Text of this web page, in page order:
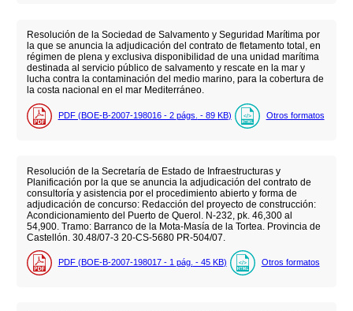
Resolución de la Sociedad de Salvamento y Seguridad Marítima por
la que se anuncia la adjudicación del contrato de fletamento total, en
régimen de plena y exclusiva disponibilidad de una unidad marítima
destinada al servicio público de salvamento y rescate en la mar y
lucha contra la contaminación del medio marino, para la cobertura de
la costa nacional en el mar Mediterráneo.
PDF (BOE-B-2007-198016 - 2 págs. - 89 KB) Otros formatos
Resolución de la Secretaría de Estado de Infraestructuras y
Planificación por la que se anuncia la adjudicación del contrato de
consultoría y asistencia por el procedimiento abierto y forma de
adjudicación de concurso: Redacción del proyecto de construcción:
Acondicionamiento del Puerto de Querol. N-232, pk. 46,300 al
54,900. Tramo: Barranco de la Mota-Masía de la Tortea. Provincia de
Castellón. 30.48/07-3 20-CS-5680 PR-504/07.
PDF (BOE-B-2007-198017 - 1 pág. - 45 KB) Otros formatos